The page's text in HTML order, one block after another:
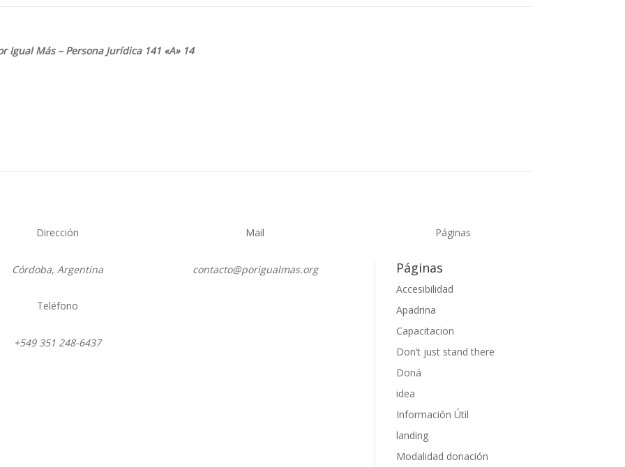
Igual Más – Persona Jurídica 141 «A» 14
Dirección
Córdoba, Argentina
Teléfono
+549 351 248-6437
Mail
contacto@porigualmas.org
Páginas
Páginas
Accesibilidad
Apadrina
Capacitacion
Don’t just stand there
Doná
idea
Información Útil
landing
Modalidad donación